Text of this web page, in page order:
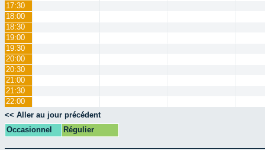
17:30
18:00
18:30
19:00
19:30
20:00
20:30
21:00
21:30
22:00
<< Aller au jour précédent
Occasionnel
Régulier